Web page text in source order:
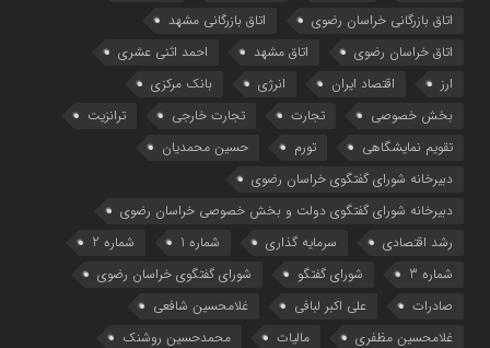
اتاق بازرگانی خراسان رضوی
اتاق بازرگانی مشهد
اتاق خراسان رضوی
اتاق مشهد
احمد اثنی عشری
ارز
اقتصاد ایران انرژی
بانک مرکزی
بخش خصوصی
تجارت تجارت خارجی
ترانزیت
تقویم نمایشگاهی
تورم
حسین محمدیان
دبیرخانه شورای گفتگوی خراسان رضوی
دبیرخانه شورای گفتگوی دولت و بخش خصوصی خراسان رضوی
رشد اقتصادی
سرمایه گذاری شماره 1
شماره 2
شماره 3
شورای گفتگو
شورای گفتگوی خراسان رضوی
صادرات
علی اکبر لبافی
غلامحسین شافعی
غلامحسین مظفری
مالیات محمدحسین روشنک